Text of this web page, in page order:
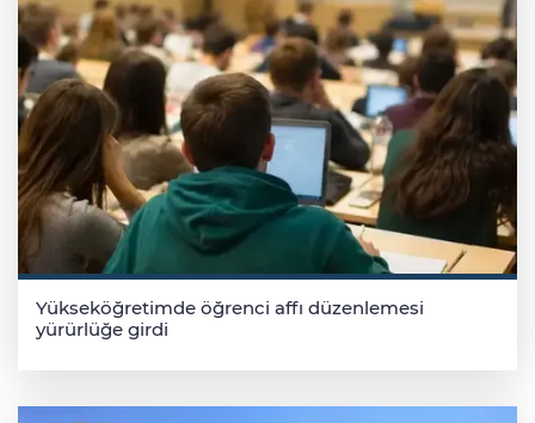
Yükseköğretimde öğrenci affı düzenlemesi
yürürlüğe girdi